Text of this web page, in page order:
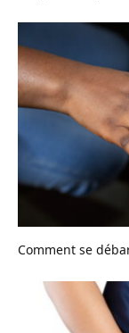
Comment se